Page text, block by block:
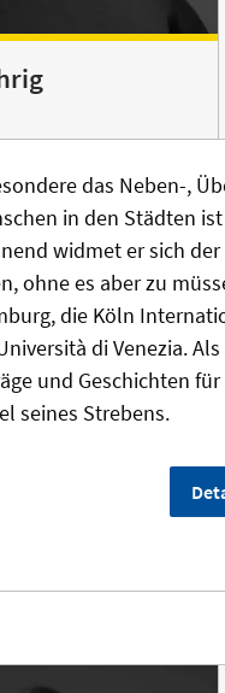
das Neben-,
in den Städten
widmet er sich
ohne es aber zu
die Köln
di Venezia.
und Geschichten
seines Strebens.